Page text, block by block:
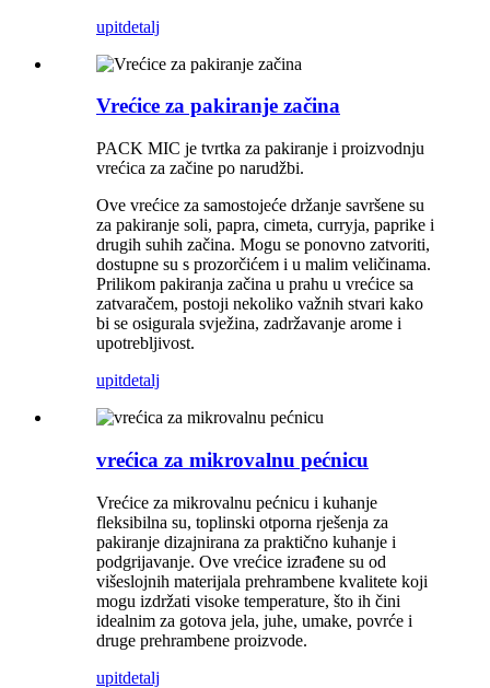
upitdetalj
Vrećice za pakiranje začina
PACK MIC je tvrtka za pakiranje i proizvodnju
vrećica za začine po narudžbi.
Ove vrećice za samostojeće držanje savršene su
za pakiranje soli, papra, cimeta, curryja, paprike i
drugih suhih začina. Mogu se ponovno zatvoriti,
dostupne su s prozorčićem i u malim veličinama.
Prilikom pakiranja začina u prahu u vrećice sa
zatvaračem, postoji nekoliko važnih stvari kako
bi se osigurala svježina, zadržavanje arome i
upotrebljivost.
upitdetalj
vrećica za mikrovalnu pećnicu
Vrećice za mikrovalnu pećnicu i kuhanje
fleksibilna su, toplinski otporna rješenja za
pakiranje dizajnirana za praktično kuhanje i
podgrijavanje. Ove vrećice izrađene su od
višeslojnih materijala prehrambene kvalitete koji
mogu izdržati visoke temperature, što ih čini
idealnim za gotova jela, juhe, umake, povrće i
druge prehrambene proizvode.
upitdetalj